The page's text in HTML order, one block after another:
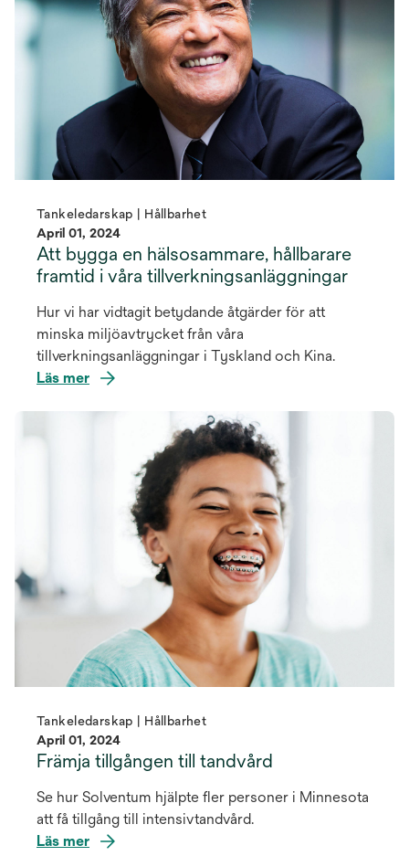
Tankeledarskap | Hållbarhet
April 01, 2024
Att bygga en hälsosammare, hållbarare
framtid i våra tillverkningsanläggningar
Hur vi har vidtagit betydande åtgärder för att
minska miljöavtrycket från våra
tillverkningsanläggningar i Tyskland och Kina.
Läs mer
Tankeledarskap | Hållbarhet
April 01, 2024
Främja tillgången till tandvård
Se hur Solventum hjälpte fler personer i Minnesota
att få tillgång till intensivtandvård.
Läs mer